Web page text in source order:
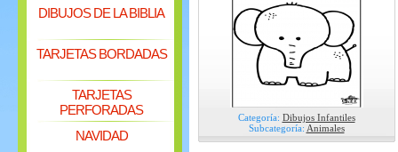
DIBUJOS DE LA BIBLIA
TARJETAS BORDADAS
TARJETAS
PERFORADAS
NAVIDAD
Categoría: Dibujos Infantiles
Subcategoría: Animales